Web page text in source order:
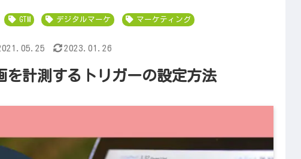
GTM デジタルマーケ マーケティング
を計測するトリガーの設定方法
2023.01.26